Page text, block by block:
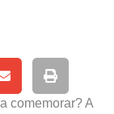
comemorar? A